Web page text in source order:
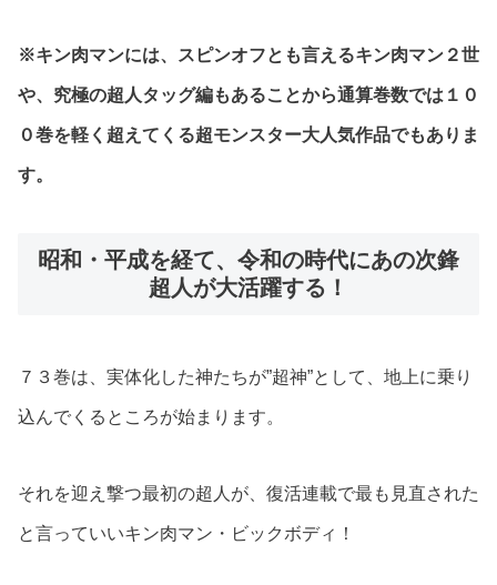
※キン肉マンには、スピンオフとも言えるキン肉マン２世
や、究極の超人タッグ編もあることから通算巻数では１０
０巻を軽く超えてくる超モンスター大人気作品でもありま
す。
昭和・平成を経て、令和の時代にあの次鋒
超人が大活躍する！
７３巻は、実体化した神たちが”超神”として、地上に乗り
込んでくるところが始まります。
それを迎え撃つ最初の超人が、復活連載で最も見直された
と言っていいキン肉マン・ビックボディ！